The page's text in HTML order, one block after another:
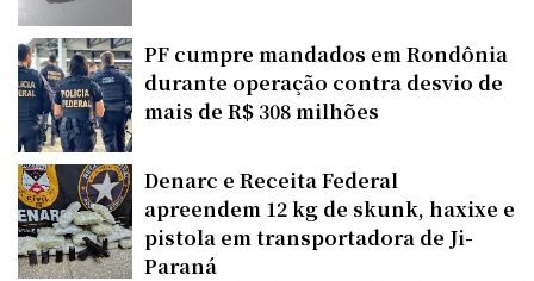
PF cumpre mandados em Rondônia
durante operação contra desvio de
mais de R$ 308 milhões
Denarc e Receita Federal
apreendem 12 kg de skunk, haxixe e
pistola em transportadora de Ji-
Paraná